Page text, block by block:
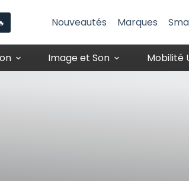
Nouveautés Marques
Image et Son Mobilité